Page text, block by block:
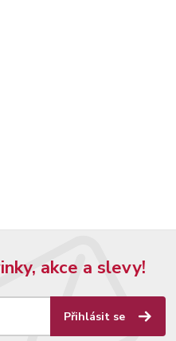
akce a slevy!
Přihlásit se